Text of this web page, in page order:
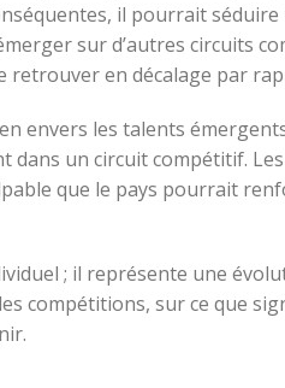
il pourrait
sur d’autres circuits
en décalage par
envers les talents
un circuit compétitif.
que le pays pourrait
; il représente une
compétitions, sur ce que